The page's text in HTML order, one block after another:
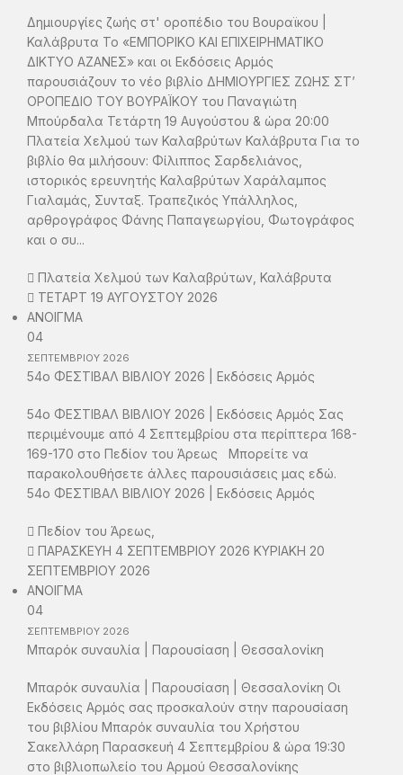
Δημιουργίες ζωής στ' οροπέδιο του Βουραϊκου |
Καλάβρυτα Το «ΕΜΠΟΡΙΚΟ ΚΑΙ ΕΠΙΧΕΙΡΗΜΑΤΙΚΟ
ΔΙΚΤΥΟ ΑΖΑΝΕΣ» και οι Εκδόσεις Αρμός
παρουσιάζουν το νέο βιβλίο ΔΗΜΙΟΥΡΓΙΕΣ ΖΩΗΣ ΣΤ’
ΟΡΟΠΕΔΙΟ ΤΟΥ ΒΟΥΡΑΪΚΟΥ του Παναγιώτη
Μπούρδαλα Τετάρτη 19 Αυγούστου & ώρα 20:00
Πλατεία Χελμού των Καλαβρύτων Καλάβρυτα Για το
βιβλίο θα μιλήσουν: Φίλιππος Σαρδελιάνος,
ιστορικός ερευνητής Καλαβρύτων Χαράλαμπος
Γιαλαμάς, Συνταξ. Τραπεζικός Υπάλληλος,
αρθρογράφος Φάνης Παπαγεωργίου, Φωτογράφος
και ο συ...
Πλατεία Χελμού των Καλαβρύτων, Καλάβρυτα
ΤΕΤΑΡΤ 19 ΑΥΓΟΥΣΤΟΥ 2026
ΑΝΟΙΓΜΑ
04
ΣΕΠΤΕΜΒΡΙΟΥ 2026
54ο ΦΕΣΤΙΒΑΛ ΒΙΒΛΙΟΥ 2026 | Εκδόσεις Αρμός
54ο ΦΕΣΤΙΒΑΛ ΒΙΒΛΙΟΥ 2026 | Εκδόσεις Αρμός Σας
περιμένουμε από 4 Σεπτεμβρίου στα περίπτερα 168-
169-170 στο Πεδίον του Άρεως Μπορείτε να
παρακολουθήσετε άλλες παρουσιάσεις μας εδώ.
54ο ΦΕΣΤΙΒΑΛ ΒΙΒΛΙΟΥ 2026 | Εκδόσεις Αρμός
Πεδίον του Άρεως,
ΠΑΡΑΣΚΕΥΗ 4 ΣΕΠΤΕΜΒΡΙΟΥ 2026 ΚΥΡΙΑΚΗ 20
ΣΕΠΤΕΜΒΡΙΟΥ 2026
ΑΝΟΙΓΜΑ
04
ΣΕΠΤΕΜΒΡΙΟΥ 2026
Μπαρόκ συναυλία | Παρουσίαση | Θεσσαλονίκη
Μπαρόκ συναυλία | Παρουσίαση | Θεσσαλονίκη Οι
Εκδόσεις Αρμός σας προσκαλούν στην παρουσίαση
του βιβλίου Μπαρόκ συναυλία του Χρήστου
Σακελλάρη Παρασκευή 4 Σεπτεμβρίου & ώρα 19:30
στο βιβλιοπωλείο του Αρμού Θεσσαλονίκης